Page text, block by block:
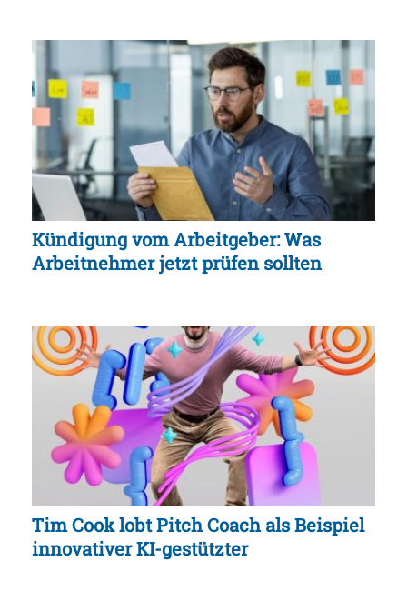
Kündigung vom Arbeitgeber: Was
Arbeitnehmer jetzt prüfen sollten
Tim Cook lobt Pitch Coach als Beispiel
innovativer KI-gestützter